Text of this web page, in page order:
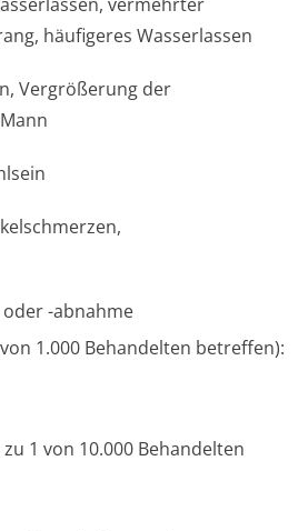
häufigeres Wasserlassen
Vergrößerung der
-abnahme
1.000 Behandelten betreffen):
1 von 10.000 Behandelten